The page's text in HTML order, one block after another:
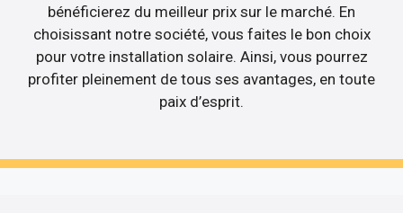
bénéficierez du meilleur prix sur le marché. En
choisissant notre société, vous faites le bon choix
pour votre installation solaire. Ainsi, vous pourrez
profiter pleinement de tous ses avantages, en toute
paix d’esprit.